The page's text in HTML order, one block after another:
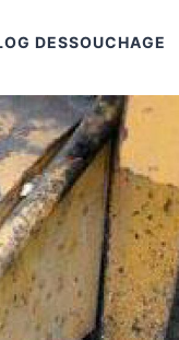
DESSOUCHAGE